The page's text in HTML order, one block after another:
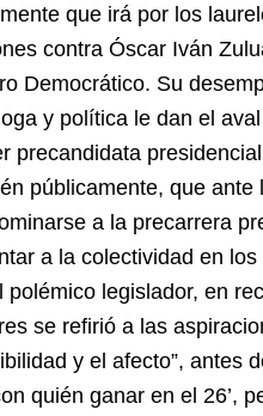
que irá por los
contra Óscar Iván
Democrático. Su
y política le dan el
precandidata
públicamente, que
a la precarrera
a la colectividad en
polémico legislador, en
se refirió a las
y el afecto”, antes
quién ganar en el 26’,